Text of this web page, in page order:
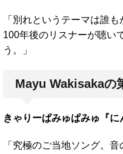
「別れというテーマは誰
100年後のリスナーが聴い
う。」
Mayu Wakisakaの
きゃりーぱみゅぱみゅ『に
「究極のご当地ソング。